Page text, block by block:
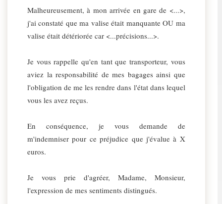
Malheureusement, à mon arrivée en gare de <...>,
j'ai constaté que ma valise était manquante OU ma
valise était détériorée car <...précisions...>.
Je vous rappelle qu'en tant que transporteur, vous
aviez la responsabilité de mes bagages ainsi que
l'obligation de me les rendre dans l'état dans lequel
vous les avez reçus.
En conséquence, je vous demande de
m'indemniser pour ce préjudice que j'évalue à X
euros.
Je vous prie d'agréer, Madame, Monsieur,
l'expression de mes sentiments distingués.